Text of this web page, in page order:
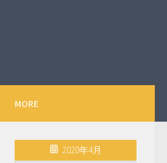
MORE
2020年4月